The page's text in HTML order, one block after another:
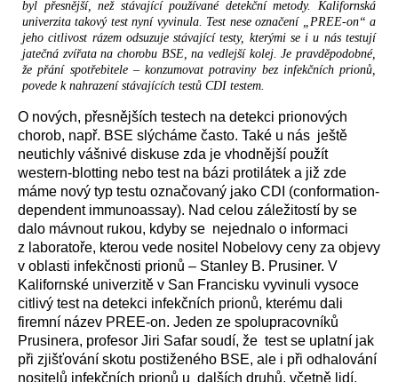
byl přesnější, než stávající používané detekční metody. Kalifornská
univerzita takový test nyní vyvinula. Test nese označení „PREE-on“ a
jeho citlivost rázem odsuzuje stávající testy, kterými se i u nás testují
jatečná zvířata na chorobu BSE, na vedlejší kolej. Je pravděpodobné,
že přání spotřebitele – konzumovat potraviny bez infekčních prionů,
povede k nahrazení stávajících testů CDI testem.
O nových, přesnějších testech na detekci prionových
chorob, např. BSE slýcháme často. Také u nás ještě
neutichly vášnivé diskuse zda je vhodnější použít
western-blotting nebo test na bázi protilátek a již zde
máme nový typ testu označovaný jako CDI (conformation-
dependent immunoassay). Nad celou záležitostí by se
dalo mávnout rukou, kdyby se nejednalo o informaci
z laboratoře, kterou vede nositel Nobelovy ceny za objevy
v oblasti infekčnosti prionů – Stanley B. Prusiner. V
Kalifornské univerzitě v San Francisku vyvinuli vysoce
citlivý test na detekci infekčních prionů, kterému dali
firemní název PREE-on. Jeden ze spolupracovníků
Prusinera, profesor Jiri Safar soudí, že test se uplatní jak
při zjišťování skotu postiženého BSE, ale i při odhalování
nositelů infekčních prionů u dalších druhů, včetně lidí.